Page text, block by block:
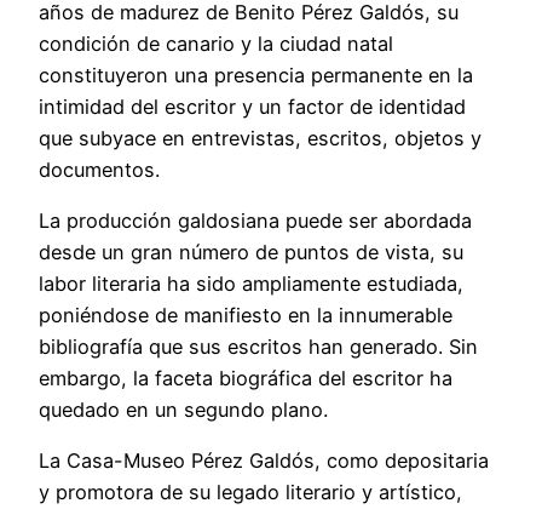
años de madurez de Benito Pérez Galdós, su
condición de canario y la ciudad natal
constituyeron una presencia permanente en la
intimidad del escritor y un factor de identidad
que subyace en entrevistas, escritos, objetos y
documentos.
La producción galdosiana puede ser abordada
desde un gran número de puntos de vista, su
labor literaria ha sido ampliamente estudiada,
poniéndose de manifiesto en la innumerable
bibliografía que sus escritos han generado. Sin
embargo, la faceta biográfica del escritor ha
quedado en un segundo plano.
La Casa-Museo Pérez Galdós, como depositaria
y promotora de su legado literario y artístico,